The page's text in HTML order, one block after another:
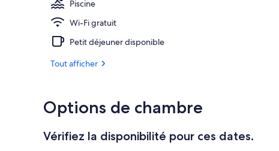
Piscine
Wi-Fi gratuit
Petit déjeuner disponible
Tout afficher
Options de chambre
Vérifiez la disponibilité pour ces dates.